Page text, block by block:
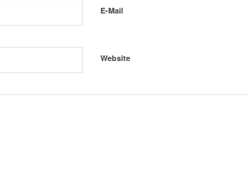
E-Mail
Website